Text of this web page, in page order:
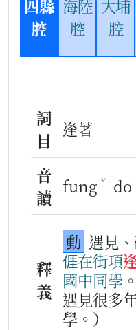
四縣
腔
海陸
腔
大埔
腔
詞
目
逢著
音
讀
fung ˇ do
釋
義
動 遇見
𠊎在街項
國中同學 。
遇見很多
學。）